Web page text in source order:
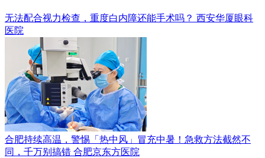
无法配合视力检查，重度白内障还能手术吗？ 西安华厦眼科
医院
合肥持续高温，警惕「热中风」冒充中暑！急救方法截然不
同，千万别搞错 合肥京东方医院